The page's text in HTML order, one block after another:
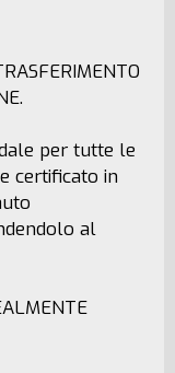
per tutte le
certificato in
al